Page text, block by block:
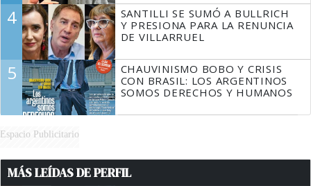
4
SANTILLI SE SUMÓ A BULLRICH
Y PRESIONA PARA LA RENUNCIA
DE VILLARRUEL
5
CHAUVINISMO BOBO Y CRISIS
CON BRASIL: LOS ARGENTINOS
SOMOS DERECHOS Y HUMANOS
Espacio Publicitario
MÁS LEÍDAS DE PERFIL